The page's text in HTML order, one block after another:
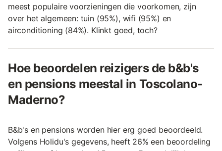
meest populaire voorzieningen die voorkomen, zijn
over het algemeen: tuin (95%), wifi (95%) en
airconditioning (84%). Klinkt goed, toch?
Hoe beoordelen reizigers de b&b's
en pensions meestal in Toscolano-
Maderno?
B&b's en pensions worden hier erg goed beoordeeld.
Volgens Holidu's gegevens, heeft 26% een beoordeling